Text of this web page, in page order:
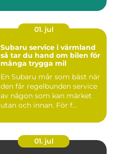
01. jul
Subaru service i värmland
så tar du hand om bilen för
många trygga mil
En Subaru mår som bäst när
den får regelbunden service
av någon som kan märket
utan och innan. För f...
01. jul